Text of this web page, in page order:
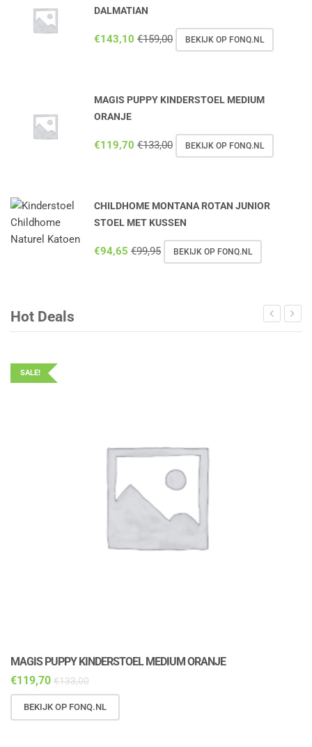
DALMATIAN
€143,10 €159,00 BEKIJK OP FONQ.NL
MAGIS PUPPY KINDERSTOEL MEDIUM
ORANJE
€119,70 €133,00 BEKIJK OP FONQ.NL
CHILDHOME MONTANA ROTAN JUNIOR
STOEL MET KUSSEN
€94,65 €99,95 BEKIJK OP FONQ.NL
Hot Deals
SALE!
MAGIS PUPPY KINDERSTOEL MEDIUM ORANJE
€119,70 €133,00
BEKIJK OP FONQ.NL